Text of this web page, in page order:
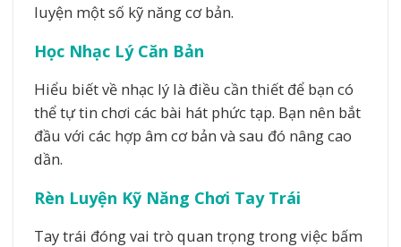
luyện một số kỹ năng cơ bản.
Học Nhạc Lý Căn Bản
Hiểu biết về nhạc lý là điều cần thiết để bạn có
thể tự tin chơi các bài hát phức tạp. Bạn nên bắt
đầu với các hợp âm cơ bản và sau đó nâng cao
dần.
Rèn Luyện Kỹ Năng Chơi Tay Trái
Tay trái đóng vai trò quan trọng trong việc bấm